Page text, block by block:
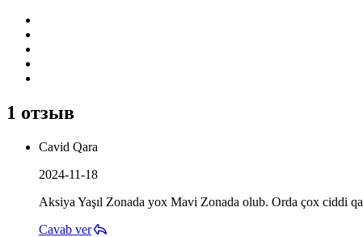
1 отзыв
Cavid Qara
2024-11-18
Aksiya Yaşıl Zonada yox Mavi Zonada olub. Orda çox ciddi
Cavab ver